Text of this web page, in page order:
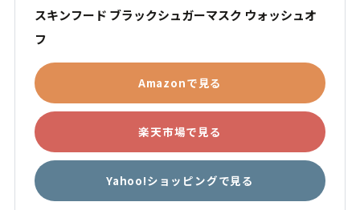
スキンフード ブラックシュガーマスク ウォッシュオ
フ
Amazonで見る
楽天市場で見る
Yahoo!ショッピングで見る